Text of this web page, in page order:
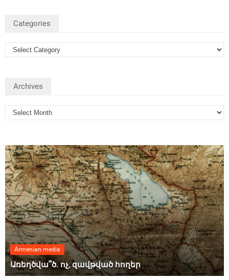
Categories
Archives
Armenian media
Առեղծվա՞ծ. ոչ, զավթված հողեր